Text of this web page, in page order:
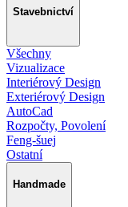
Stavebnictví
Všechny
Vizualizace
Interiérový Design
Exteriérový Design
AutoCad
Rozpočty, Povolení
Feng-šuej
Ostatní
Handmade